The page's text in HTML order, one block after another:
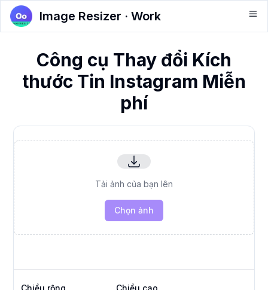
Image Resizer · Work
Công cụ Thay đổi Kích
thước Tin Instagram Miễn
phí
Tải ảnh của bạn lên
Chọn ảnh
Chiều rộng Chiều cao